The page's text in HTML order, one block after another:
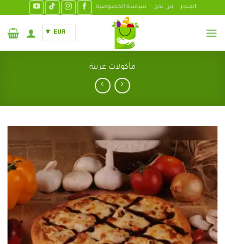
المتجر من نحن سياسة الخصوصية
EUR
مأكولات غربية